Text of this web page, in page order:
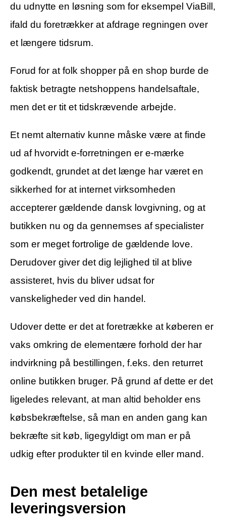
du udnytte en løsning som for eksempel ViaBill,
ifald du foretrækker at afdrage regningen over
et længere tidsrum.
Forud for at folk shopper på en shop burde de
faktisk betragte netshoppens handelsaftale,
men det er tit et tidskrævende arbejde.
Et nemt alternativ kunne måske være at finde
ud af hvorvidt e-forretningen er e-mærke
godkendt, grundet at det længe har været en
sikkerhed for at internet virksomheden
accepterer gældende dansk lovgivning, og at
butikken nu og da gennemses af specialister
som er meget fortrolige de gældende love.
Derudover giver det dig lejlighed til at blive
assisteret, hvis du bliver udsat for
vanskeligheder ved din handel.
Udover dette er det at foretrække at køberen er
vaks omkring de elementære forhold der har
indvirkning på bestillingen, f.eks. den returret
online butikken bruger. På grund af dette er det
ligeledes relevant, at man altid beholder ens
købsbekræftelse, så man en anden gang kan
bekræfte sit køb, ligegyldigt om man er på
udkig efter produkter til en kvinde eller mand.
Den mest betalelige
leveringsversion